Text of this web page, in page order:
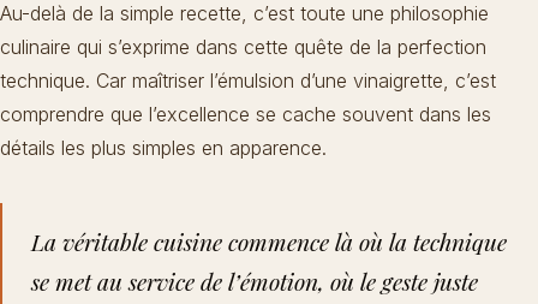
Au-delà de la simple recette, c’est toute une philosophie
culinaire qui s’exprime dans cette quête de la perfection
technique. Car maîtriser l’émulsion d’une vinaigrette, c’est
comprendre que l’excellence se cache souvent dans les
détails les plus simples en apparence.
La véritable cuisine commence là où la technique
se met au service de l’émotion, où le geste juste